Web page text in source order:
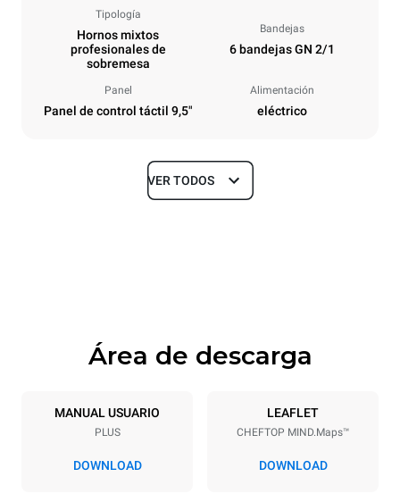
Tipología
Hornos mixtos
profesionales de
sobremesa
Bandejas
6 bandejas GN 2/1
Panel
Panel de control táctil 9,5"
Alimentación
eléctrico
Tamaños
Especificaciones de la bandeja
6 GN 2/1
Distancia entre bandejas
VER TODOS
Área de descarga
MANUAL USUARIO
PLUS
DOWNLOAD
LEAFLET
CHEFTOP MIND.Maps™
DOWNLOAD